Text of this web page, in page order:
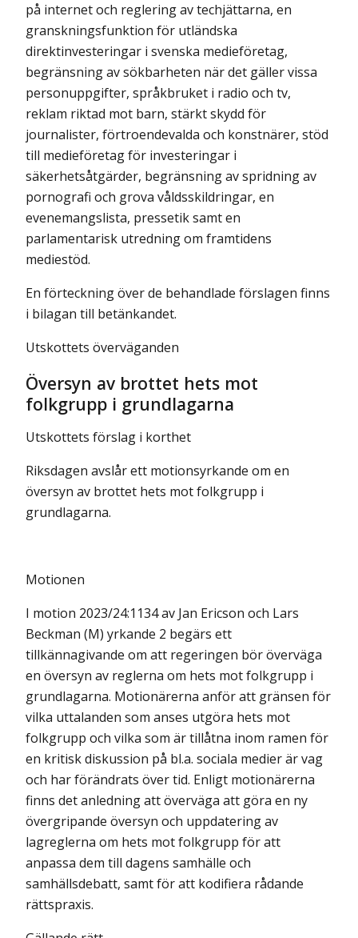
på internet och reglering av techjättarna, en
granskningsfunktion för utländska
direktinvesteringar i svenska medieföretag,
begränsning av sökbarheten när det gäller vissa
personuppgifter, språkbruket i radio och tv,
reklam riktad mot barn, stärkt skydd för
journalister, förtroendevalda och konstnärer, stöd
till medieföretag för investeringar i
säkerhetsåtgärder, begränsning av spridning av
pornografi och grova våldsskildringar, en
evenemangslista, pressetik samt en
parlamentarisk utredning om framtidens
mediestöd.
En förteckning över de behandlade förslagen finns
i bilagan till betänkandet.
Utskottets överväganden
Översyn av brottet hets mot
folkgrupp i grundlagarna
Utskottets förslag i korthet
Riksdagen avslår ett motionsyrkande om en
översyn av brottet hets mot folkgrupp i
grundlagarna.
Motionen
I motion 2023/24:1134 av Jan Ericson och Lars
Beckman (M) yrkande 2 begärs ett
tillkännagivande om att regeringen bör överväga
en översyn av reglerna om hets mot folkgrupp i
grundlagarna. Motionärerna anför att gränsen för
vilka uttalanden som anses utgöra hets mot
folkgrupp och vilka som är tillåtna inom ramen för
en kritisk diskussion på bl.a. sociala medier är vag
och har förändrats över tid. Enligt motionärerna
finns det anledning att överväga att göra en ny
övergripande översyn och uppdatering av
lagreglerna om hets mot folkgrupp för att
anpassa dem till dagens samhälle och
samhällsdebatt, samt för att kodifiera rådande
rättspraxis.